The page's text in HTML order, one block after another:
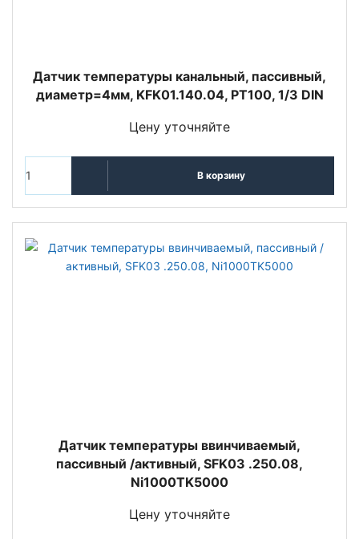
Датчик температуры канальный, пассивный,
диаметр=4мм, KFK01.140.04, PT100, 1/3 DIN
Цену уточняйте
В корзину
Датчик температуры ввинчиваемый,
пассивный /активный, SFK03 .250.08,
Ni1000TK5000
Цену уточняйте